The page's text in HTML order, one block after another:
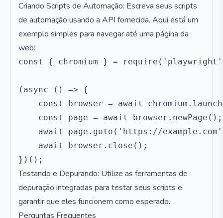
Criando Scripts de Automação: Escreva seus scripts
de automação usando a API fornecida. Aqui está um
exemplo simples para navegar até uma página da
web:
const { chromium } =
(async () => {
const browser = await
    const page = await browser.newPage();
await page.goto('https://
    await browser.close();
Testando e Depurando: Utilize as ferramentas de
depuração integradas para testar seus scripts e
garantir que eles funcionem como esperado.
Perguntas Frequentes